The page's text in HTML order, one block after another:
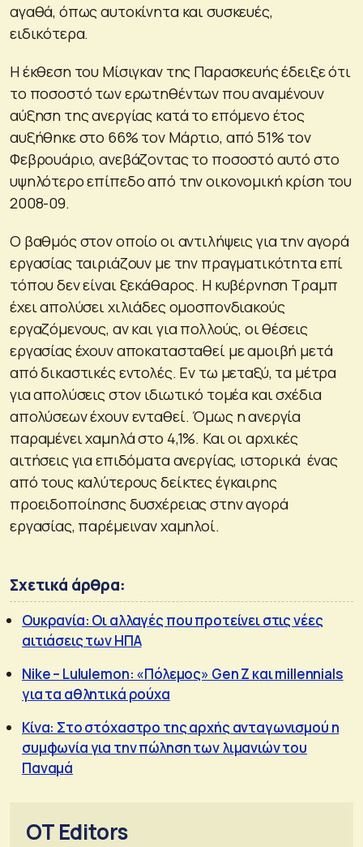
αγαθά, όπως αυτοκίνητα και συσκευές,
ειδικότερα.
Η έκθεση του Μίσιγκαν της Παρασκευής έδειξε ότι
το ποσοστό των ερωτηθέντων που αναμένουν
αύξηση της ανεργίας κατά το επόμενο έτος
αυξήθηκε στο 66% τον Μάρτιο, από 51% τον
Φεβρουάριο, ανεβάζοντας το ποσοστό αυτό στο
υψηλότερο επίπεδο από την οικονομική κρίση του
2008-09.
Ο βαθμός στον οποίο οι αντιλήψεις για την αγορά
εργασίας ταιριάζουν με την πραγματικότητα επί
τόπου δεν είναι ξεκάθαρος. Η κυβέρνηση Τραμπ
έχει απολύσει χιλιάδες ομοσπονδιακούς
εργαζόμενους, αν και για πολλούς, οι θέσεις
εργασίας έχουν αποκατασταθεί με αμοιβή μετά
από δικαστικές εντολές. Εν τω μεταξύ, τα μέτρα
για απολύσεις στον ιδιωτικό τομέα και σχέδια
απολύσεων έχουν ενταθεί. Όμως η ανεργία
παραμένει χαμηλά στο 4,1%. Και οι αρχικές
αιτήσεις για επιδόματα ανεργίας, ιστορικά ένας
από τους καλύτερους δείκτες έγκαιρης
προειδοποίησης δυσχέρειας στην αγορά
εργασίας, παρέμειναν χαμηλοί.
Σχετικά άρθρα:
Ουκρανία: Οι αλλαγές που προτείνει στις νέες
αιτιάσεις των ΗΠΑ
Nike – Lululemon: «Πόλεμος» Gen Z και millennials
για τα αθλητικά ρούχα
Κίνα: Στο στόχαστρο της αρχής ανταγωνισμού η
συμφωνία για την πώληση των λιμανιών του
Παναμά
OT Editors